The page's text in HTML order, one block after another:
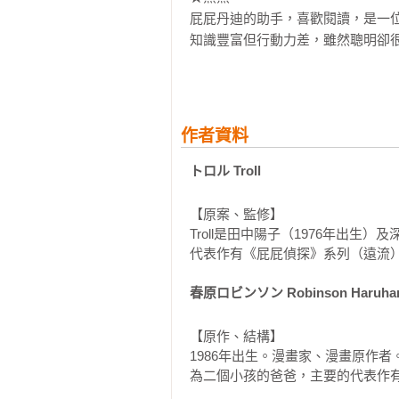
屁屁丹迪的助手，喜歡閱讀，是一
知識豐富但行動力差，雖然聰明卻
「龍宮」裡的
公主。
★找一找：
尋找屁屁共9篇
尋找龍宮
尋找猴子跟螃蟹
★迷宮：
作者資料
トロル Troll
【原案、監修】
Troll是田中陽子（1976年出生）及
代表作有《屁屁偵探》系列（遠流
春原ロビンソン Robinson
【原作、結構】
1986年出生。漫畫家、漫畫原作者
為二個小孩的爸爸，主要的代表作